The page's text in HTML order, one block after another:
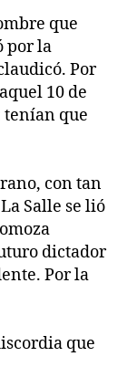
que
por la
Por
10 de
tenían que
con tan
Salle se lió
dictador
Por la
que